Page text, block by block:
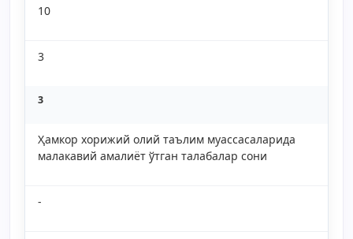
10
3
3
Ҳамкор хорижий олий таълим муассасаларида
малакавий амалиёт ўтган талабалар сони
-